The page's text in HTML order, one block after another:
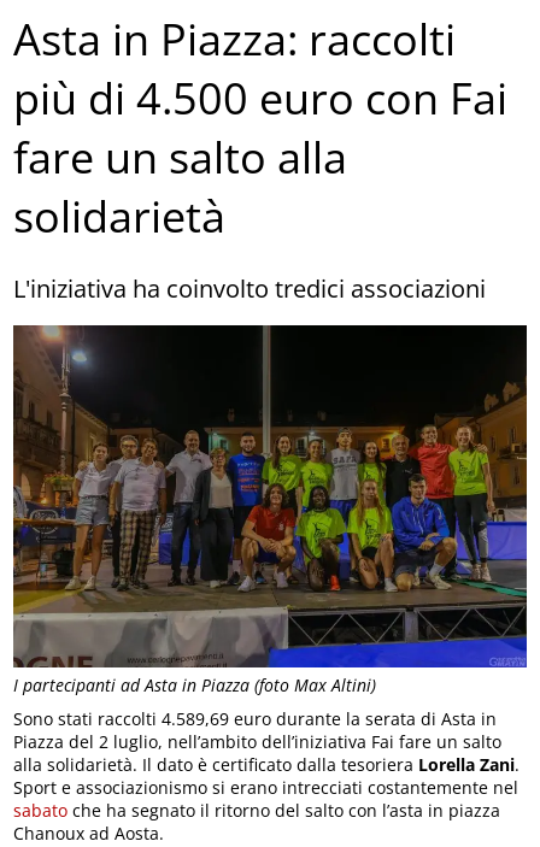
I partecipanti ad Asta in Piazza (foto Max Altini)
Asta in Piazza: raccolti
più di 4.500 euro con Fai
fare un salto alla
solidarietà
L'iniziativa ha coinvolto tredici associazioni
Sono stati raccolti 4.589,69 euro durante la serata di Asta in
Piazza del 2 luglio, nell’ambito dell’iniziativa Fai fare un salto
alla solidarietà. Il dato è certificato dalla tesoriera Lorella Zani.
Sport e associazionismo si erano intrecciati costantemente nel
sabato che ha segnato il ritorno del salto con l’asta in piazza
Chanoux ad Aosta.